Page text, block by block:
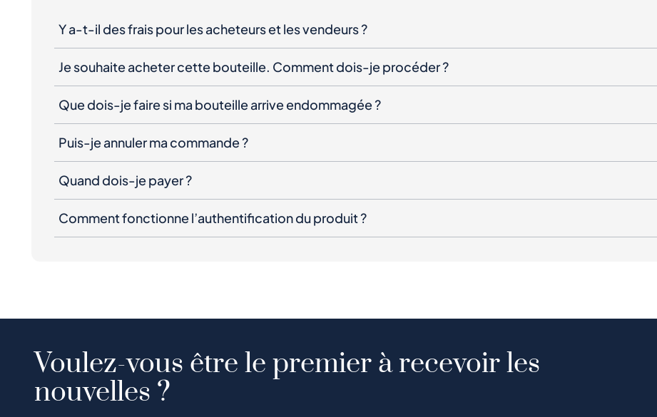
Y a-t-il des frais pour les acheteurs et les vendeurs ?
Je souhaite acheter cette bouteille. Comment dois-je procéder ?
Que dois-je faire si ma bouteille arrive endommagée ?
Puis-je annuler ma commande ?
Quand dois-je payer ?
Comment fonctionne l’authentification du produit ?
Voulez-vous être le premier à recevoir les
nouvelles ?